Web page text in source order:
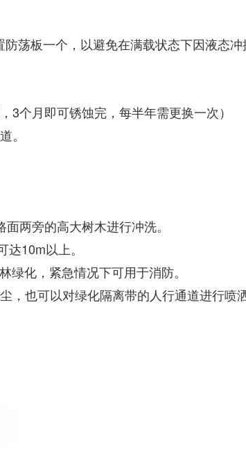
荡板一个，以避免在满载状态下因液态冲
个月即可锈蚀完，每半年需更换一次）
。
两旁的高大树木进行冲洗。
10m以上。
化，紧急情况下可用于消防。
也可以对绿化隔离带的人行通道进行喷洒